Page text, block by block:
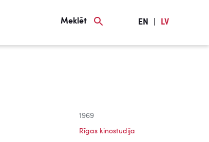
Meklēt EN LV
1969
Rīgas kinostudija